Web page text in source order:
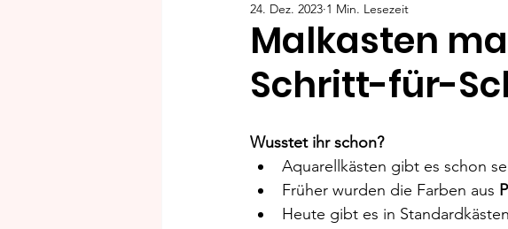
Malkasten
Schritt-für-
24. Dez. 2023 1 Min. Lesezeit
Wusstet ihr schon?
Aquarellkästen gibt es schon
Früher wurden die Farben aus
Heute gibt es in